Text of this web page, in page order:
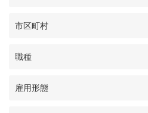
市区町村
職種
雇用形態